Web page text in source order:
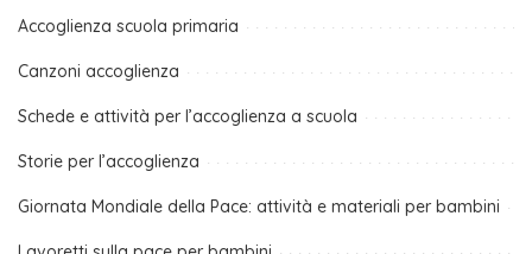
Accoglienza scuola primaria
Canzoni accoglienza
Schede e attività per l’accoglienza a scuola
Storie per l’accoglienza
Giornata Mondiale della Pace: attività e materiali per bambini